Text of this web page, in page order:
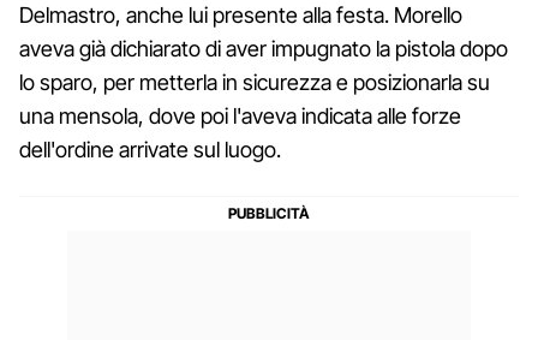
Delmastro, anche lui presente alla festa. Morello
aveva già dichiarato di aver impugnato la pistola dopo
lo sparo, per metterla in sicurezza e posizionarla su
una mensola, dove poi l'aveva indicata alle forze
dell'ordine arrivate sul luogo.